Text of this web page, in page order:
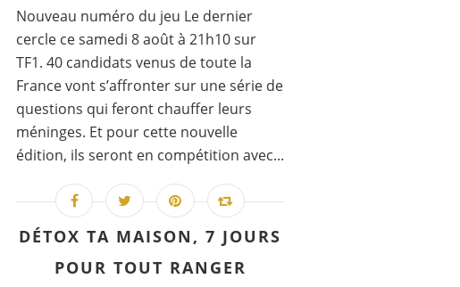
Nouveau numéro du jeu Le dernier
cercle ce samedi 8 août à 21h10 sur
TF1. 40 candidats venus de toute la
France vont s’affronter sur une série de
questions qui feront chauffer leurs
méninges. Et pour cette nouvelle
édition, ils seront en compétition avec...
DÉTOX TA MAISON, 7 JOURS
POUR TOUT RANGER